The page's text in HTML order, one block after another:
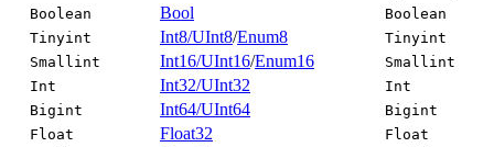
Boolean Bool
Boolean
Tinyint
Int8/UInt8/Enum8
Tinyint
Smallint
Int16/UInt16/Enum16
Smallint
Int
Int32/UInt32
Int
Bigint
Int64/UInt64
Bigint
Float
Float32
Float